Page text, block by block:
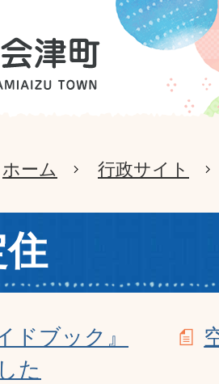
ホーム 行政サイト
ドブック』
た